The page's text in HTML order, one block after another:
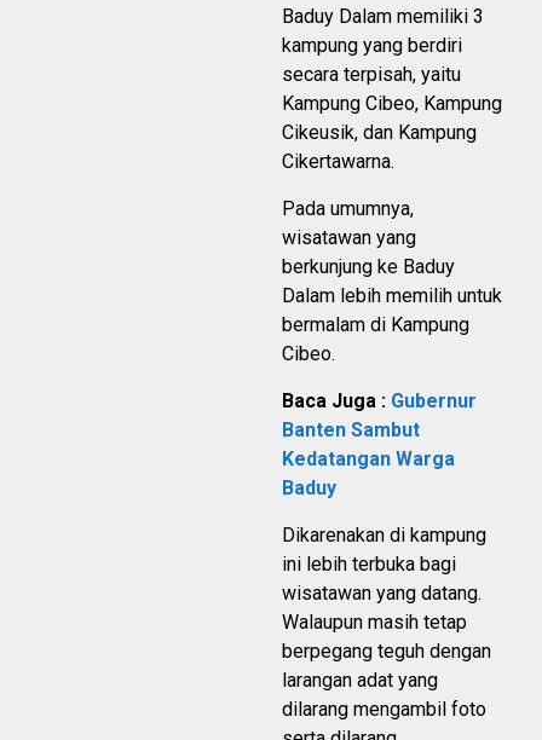
Baduy Dalam memiliki 3
kampung yang berdiri
secara terpisah, yaitu
Kampung Cibeo, Kampung
Cikeusik, dan Kampung
Cikertawarna.
Pada umumnya,
wisatawan yang
berkunjung ke Baduy
Dalam lebih memilih untuk
bermalam di Kampung
Cibeo.
Baca Juga : Gubernur
Banten Sambut
Kedatangan Warga
Baduy
Dikarenakan di kampung
ini lebih terbuka bagi
wisatawan yang datang.
Walaupun masih tetap
berpegang teguh dengan
larangan adat yang
dilarang mengambil foto